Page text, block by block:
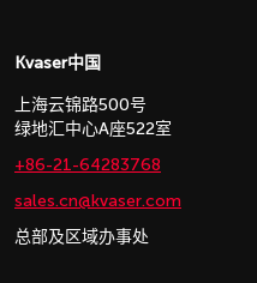
Kvaser中国
上海云锦路500号
绿地汇中心A座522室
+86-21-64283768
sales.cn@kvaser.com
总部及区域办事处